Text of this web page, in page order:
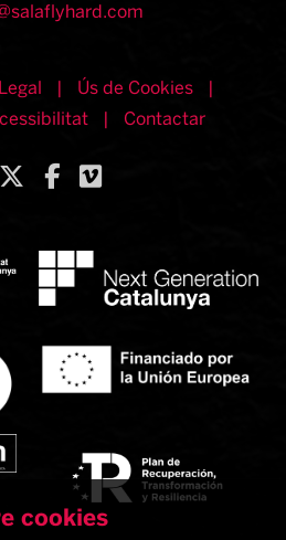
Ús de Cookies
Contactar
a instagram
Link a twitter
Link a facebook
cookies